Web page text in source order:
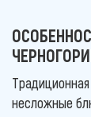
несложные